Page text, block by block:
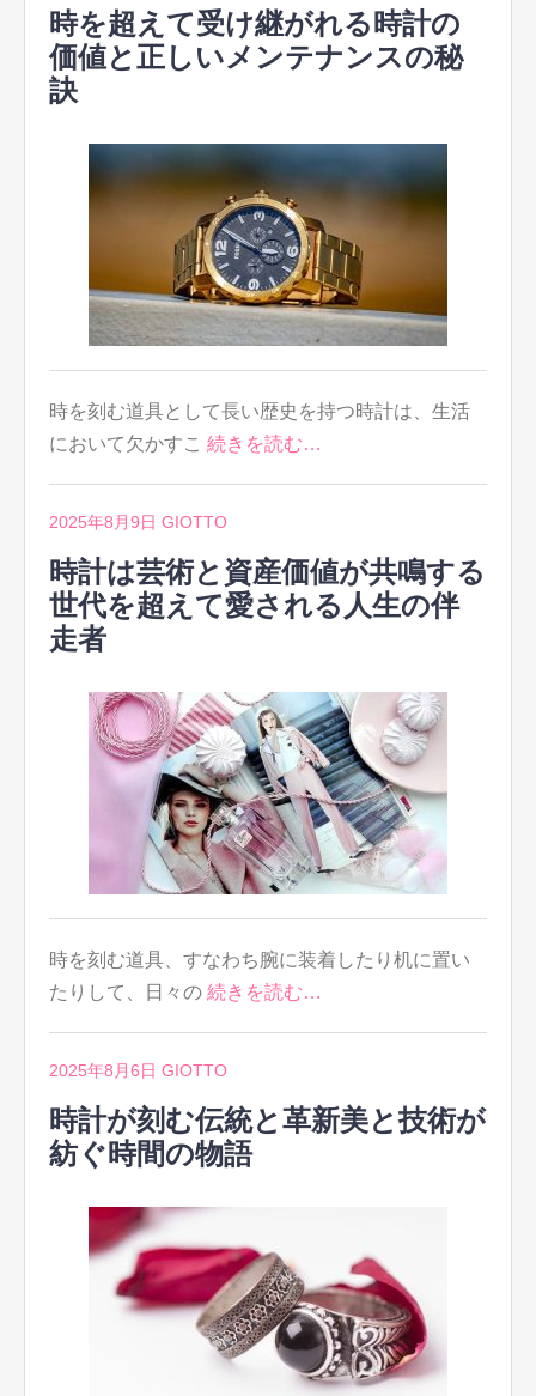
時を超えて受け継がれる時計の
価値と正しいメンテナンスの秘
訣
時を刻む道具として長い歴史を持つ時計は、生活
において欠かすこ 続きを読む…
2025年8月9日 GIOTTO
時計は芸術と資産価値が共鳴する
世代を超えて愛される人生の伴
走者
時を刻む道具、すなわち腕に装着したり机に置い
たりして、日々の 続きを読む…
2025年8月6日 GIOTTO
時計が刻む伝統と革新美と技術が
紡ぐ時間の物語